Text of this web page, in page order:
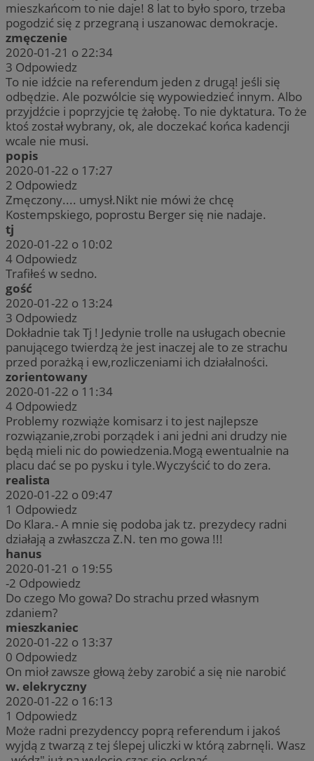
mieszkańcom to nie daje! 8 lat to było sporo, trzeba
pogodzić się z przegraną i uszanowac demokracje.
zmęczenie
2020-01-21 o 22:34
3 Odpowiedz
To nie idźcie na referendum jeden z drugą! jeśli się
odbędzie. Ale pozwólcie się wypowiedzieć innym. Albo
przyjdźcie i poprzyjcie tę żałobę. To nie dyktatura. To że
ktoś został wybrany, ok, ale doczekać końca kadencji
wcale nie musi.
popis
2020-01-22 o 17:27
2 Odpowiedz
Zmęczony.... umysł.Nikt nie mówi że chcę
Kostempskiego, poprostu Berger się nie nadaje.
tj
2020-01-22 o 10:02
4 Odpowiedz
Trafiłeś w sedno.
gość
2020-01-22 o 13:24
3 Odpowiedz
Dokładnie tak Tj ! Jedynie trolle na usługach obecnie
panującego twierdzą że jest inaczej ale to ze strachu
przed porażką i ew,rozliczeniami ich działalności.
zorientowany
2020-01-22 o 11:34
4 Odpowiedz
Problemy rozwiąże komisarz i to jest najlepsze
rozwiązanie,zrobi porządek i ani jedni ani drudzy nie
będą mieli nic do powiedzenia.Mogą ewentualnie na
placu dać se po pysku i tyle.Wyczyścić to do zera.
realista
2020-01-22 o 09:47
1 Odpowiedz
Do Klara.- A mnie się podoba jak tz. prezydecy radni
działają a zwłaszcza Z.N. ten mo gowa !!!
hanus
2020-01-21 o 19:55
-2 Odpowiedz
Do czego Mo gowa? Do strachu przed własnym
zdaniem?
mieszkaniec
2020-01-22 o 13:37
0 Odpowiedz
On mioł zawsze głową żeby zarobić a się nie narobić
w. elekryczny
2020-01-22 o 16:13
1 Odpowiedz
Może radni prezydenccy poprą referendum i jakoś
wyjdą z twarzą z tej ślepej uliczki w którą zabrnęli. Wasz